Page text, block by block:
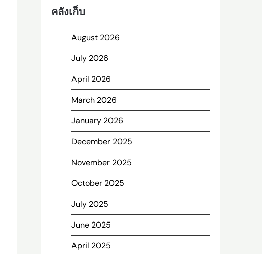
คลังเก็บ
August 2026
July 2026
April 2026
March 2026
January 2026
December 2025
November 2025
October 2025
July 2025
June 2025
April 2025